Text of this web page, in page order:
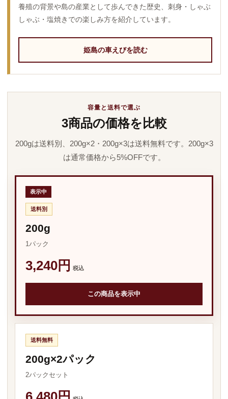
養殖の背景や島の産業として歩んできた歴史、刺身・しゃぶ
しゃぶ・塩焼きでの楽しみ方を紹介しています。
姫島の車えびを読む
容量と送料で選ぶ
3商品の価格を比較
200gは送料別、200g×2・200g×3は送料無料です。200g×3
は通常価格から5%OFFです。
表示中
送料別
200g
1パック
3,240円 税込
この商品を表示中
送料無料
200g×2パック
2パックセット